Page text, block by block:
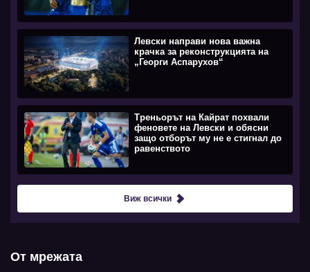
Левски направи нова важна
крачка за реконструкцията на
„Георги Аспарухов“
Треньорът на Кайрат похвали
феновете на Левски и обясни
защо отборът му не е стигнал до
равенството
Виж всички
От мрежата